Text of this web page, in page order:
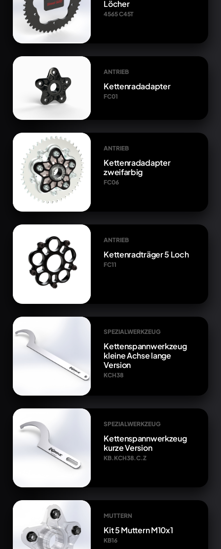
Löcher
4565 C45T
ANTRIEB
Kettenradadapter
FC01
ANTRIEB
Kettenradadapter
zweifarbig
FC06
ANTRIEB
Kettenradträger 5 Loch
FC11
SPEZIALWERKZEUG
Kettenspannwerkzeug
kleine Achse lange
Version
KCH38
SPEZIALWERKZEUG
Kettenspannwerkzeug
kurze Version
KB.KCH38.C.Z
MUTTERN
Kit 5 Muttern M10x1
KB16